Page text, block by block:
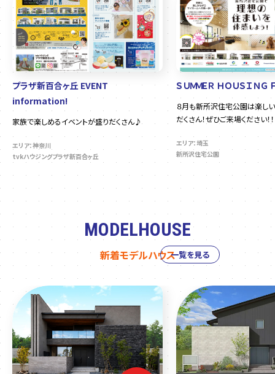
プラザ新百合ヶ丘 EVENT
information!
家族で楽しめるイベントが盛りだくさん♪
エリア：神奈川
tvkハウジングプラザ新百合ヶ丘
ＳＵＭＭＥＲ ＨＯＵＳＩＮＧ
８月も新所沢住宅公園は楽し
だくさん！ぜひご来場ください！！
エリア：埼玉
新所沢住宅公園
MODELHOUSE
新着モデルハウス一覧を見る